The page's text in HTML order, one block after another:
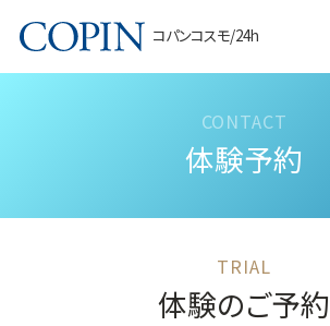
コパンコスモ/24h
体験予約
体験のご予約